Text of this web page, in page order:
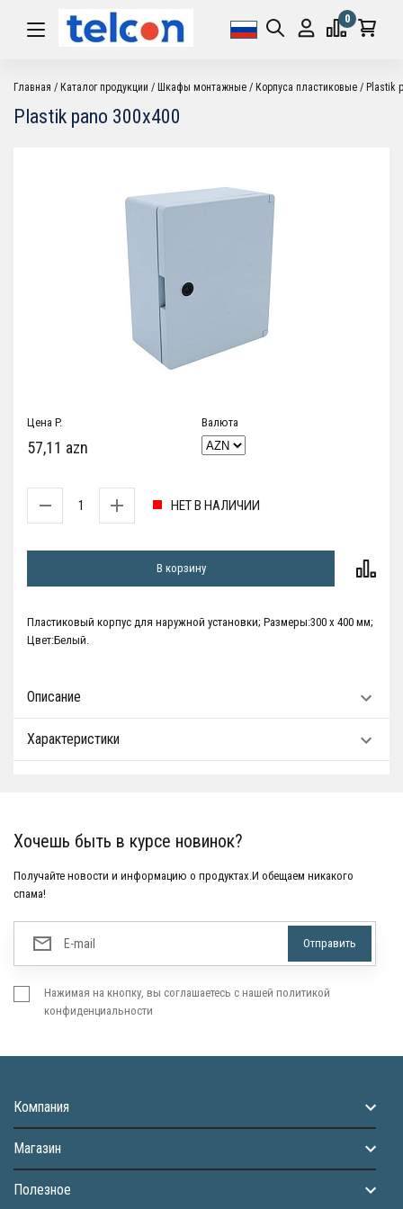
0
Главная Каталог продукции Шкафы монтажные Корпуса пластиковые Plastik
Plastik pano 300x400
Цена P.
57,11 azn
Валюта
НЕТ В НАЛИЧИИ
В корзину
Пластиковый корпус для наружной установки; Размеры:300 х 400 мм;
Цвет:Белый.
Описание
Характеристики
Хочешь быть в курсе новинок?
Получайте новости и информацию о продуктах.И обещаем никакого
спама!
Нажимая на кнопку, вы соглашаетесь с нашей политикой
конфиденциальности
Компания
Магазин
Полезное